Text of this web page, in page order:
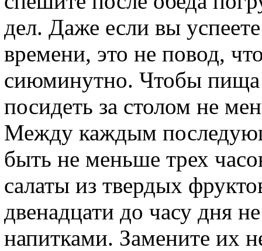
дел. Даже если вы
времени, это не повод,
сиюминутно. Чтобы
посидеть за столом не
Между каждым
быть не меньше трех
салаты из твердых
двенадцати до часу дня
напитками. Замените их